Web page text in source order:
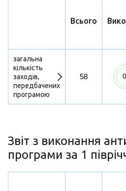
Всього
загальна
кількість
заходів,
передбачених
програмою
58
Звіт з виконання
програми за 1